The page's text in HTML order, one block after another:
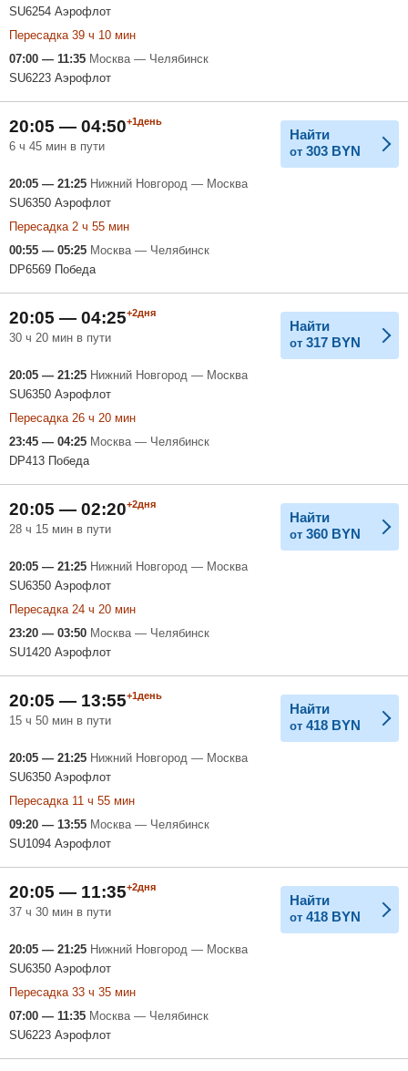
SU6254 Аэрофлот
Пересадка 39 ч 10 мин
07:00 — 11:35 Москва — Челябинск
SU6223 Аэрофлот
20:05 — 04:50+1день
6 ч 45 мин в пути
Найти
от 303 BYN
20:05 — 21:25 Нижний Новгород — Москва
SU6350 Аэрофлот
Пересадка 2 ч 55 мин
00:55 — 05:25 Москва — Челябинск
DP6569 Победа
20:05 — 04:25+2дня
30 ч 20 мин в пути
Найти
от 317 BYN
20:05 — 21:25 Нижний Новгород — Москва
SU6350 Аэрофлот
Пересадка 26 ч 20 мин
23:45 — 04:25 Москва — Челябинск
DP413 Победа
20:05 — 02:20+2дня
28 ч 15 мин в пути
Найти
от 360 BYN
20:05 — 21:25 Нижний Новгород — Москва
SU6350 Аэрофлот
Пересадка 24 ч 20 мин
23:20 — 03:50 Москва — Челябинск
SU1420 Аэрофлот
20:05 — 13:55+1день
15 ч 50 мин в пути
Найти
от 418 BYN
20:05 — 21:25 Нижний Новгород — Москва
SU6350 Аэрофлот
Пересадка 11 ч 55 мин
09:20 — 13:55 Москва — Челябинск
SU1094 Аэрофлот
20:05 — 11:35+2дня
37 ч 30 мин в пути
Найти
от 418 BYN
20:05 — 21:25 Нижний Новгород — Москва
SU6350 Аэрофлот
Пересадка 33 ч 35 мин
07:00 — 11:35 Москва — Челябинск
SU6223 Аэрофлот